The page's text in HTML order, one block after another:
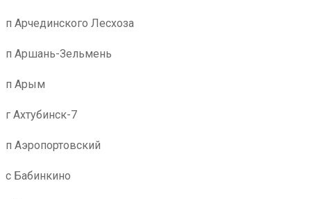
п Арчединского Лесхоза
п Аршань-Зельмень
п Арым
г Ахтубинск-7
п Аэропортовский
с Бабинкино